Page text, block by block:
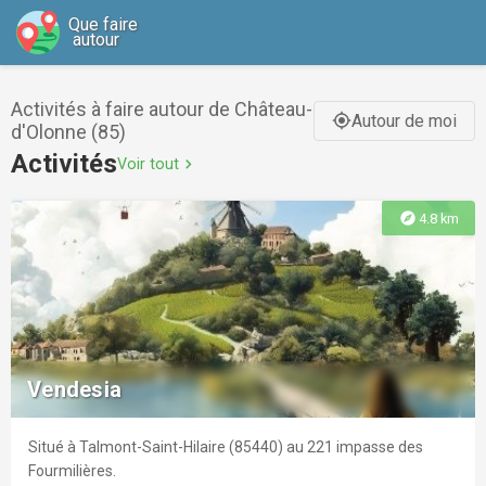
Que faire
autour
Activités à faire autour de Château-
d'Olonne (85)
gps_fixedAutour de moi
ActivitésVoir tout chevron_right
explore 4.8 km
Vendesia
Situé à Talmont-Saint-Hilaire (85440) au 221 impasse des
Fourmilières.